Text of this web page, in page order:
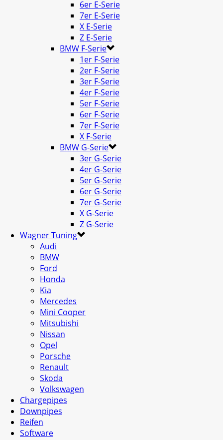
6er E-Serie
7er E-Serie
X E-Serie
Z E-Serie
BMW F-Serie
1er F-Serie
2er F-Serie
3er F-Serie
4er F-Serie
5er F-Serie
6er F-Serie
7er F-Serie
X F-Serie
BMW G-Serie
3er G-Serie
4er G-Serie
5er G-Serie
6er G-Serie
7er G-Serie
X G-Serie
Z G-Serie
Wagner Tuning
Audi
BMW
Ford
Honda
Kia
Mercedes
Mini Cooper
Mitsubishi
Nissan
Opel
Porsche
Renault
Skoda
Volkswagen
Chargepipes
Downpipes
Reifen
Software